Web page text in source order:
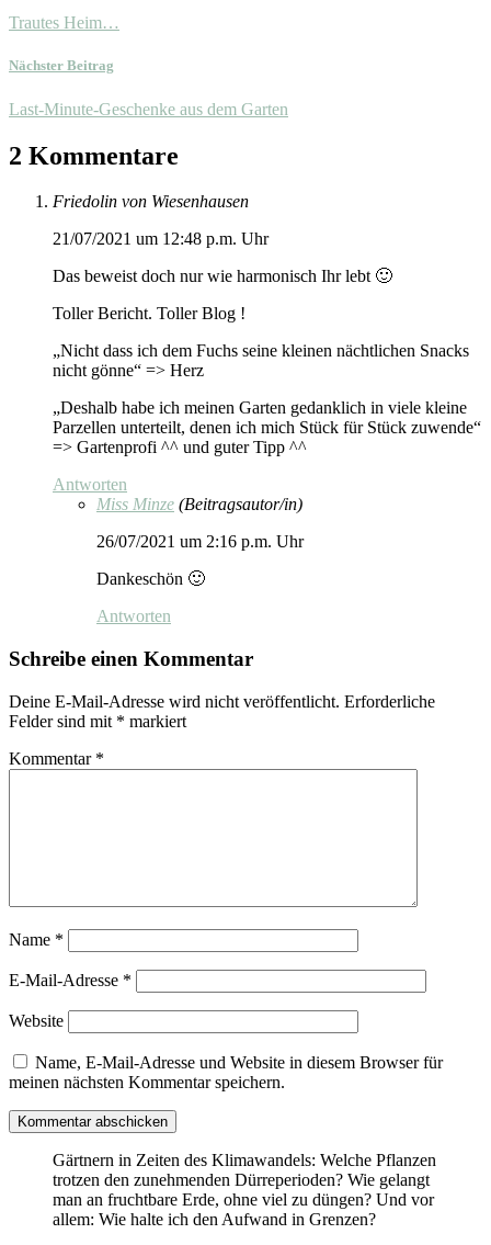
Trautes Heim…
Nächster Beitrag
Last-Minute-Geschenke aus dem Garten
2 Kommentare
Friedolin von Wiesenhausen
21/07/2021 um 12:48 p.m. Uhr
Das beweist doch nur wie harmonisch Ihr lebt 🙂
Toller Bericht. Toller Blog !
„Nicht dass ich dem Fuchs seine kleinen nächtlichen Snacks
nicht gönne“ => Herz
„Deshalb habe ich meinen Garten gedanklich in viele kleine
Parzellen unterteilt, denen ich mich Stück für Stück zuwende“
=> Gartenprofi ^^ und guter Tipp ^^
Antworten
Miss Minze (Beitragsautor/in)
26/07/2021 um 2:16 p.m. Uhr
Dankeschön 🙂
Antworten
Schreibe einen Kommentar
Deine E-Mail-Adresse wird nicht veröffentlicht. Erforderliche
Felder sind mit * markiert
Kommentar *
Name *
E-Mail-Adresse *
Website
Name, E-Mail-Adresse und Website in diesem Browser für
meinen nächsten Kommentar speichern.
Gärtnern in Zeiten des Klimawandels: Welche Pflanzen
trotzen den zunehmenden Dürreperioden? Wie gelangt
man an fruchtbare Erde, ohne viel zu düngen? Und vor
allem: Wie halte ich den Aufwand in Grenzen?